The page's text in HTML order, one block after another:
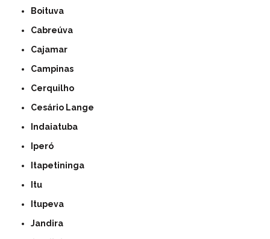
Boituva
Cabreúva
Cajamar
Campinas
Cerquilho
Cesário Lange
Indaiatuba
Iperó
Itapetininga
Itu
Itupeva
Jandira